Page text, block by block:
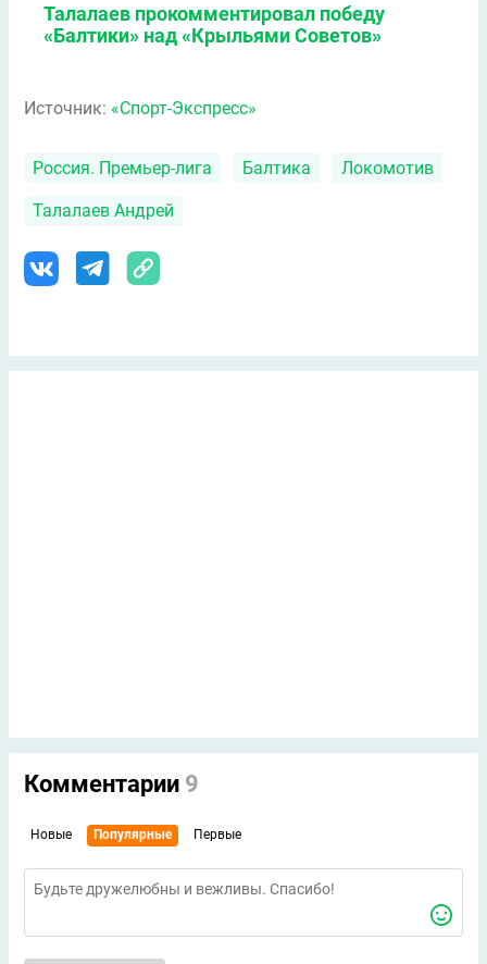
Талалаев прокомментировал победу
«Балтики» над «Крыльями Советов»
Источник: «Спорт-Экспресс»
Россия. Премьер-лига Балтика Локомотив
Талалаев Андрей
Комментарии 9
Новые Популярные Первые